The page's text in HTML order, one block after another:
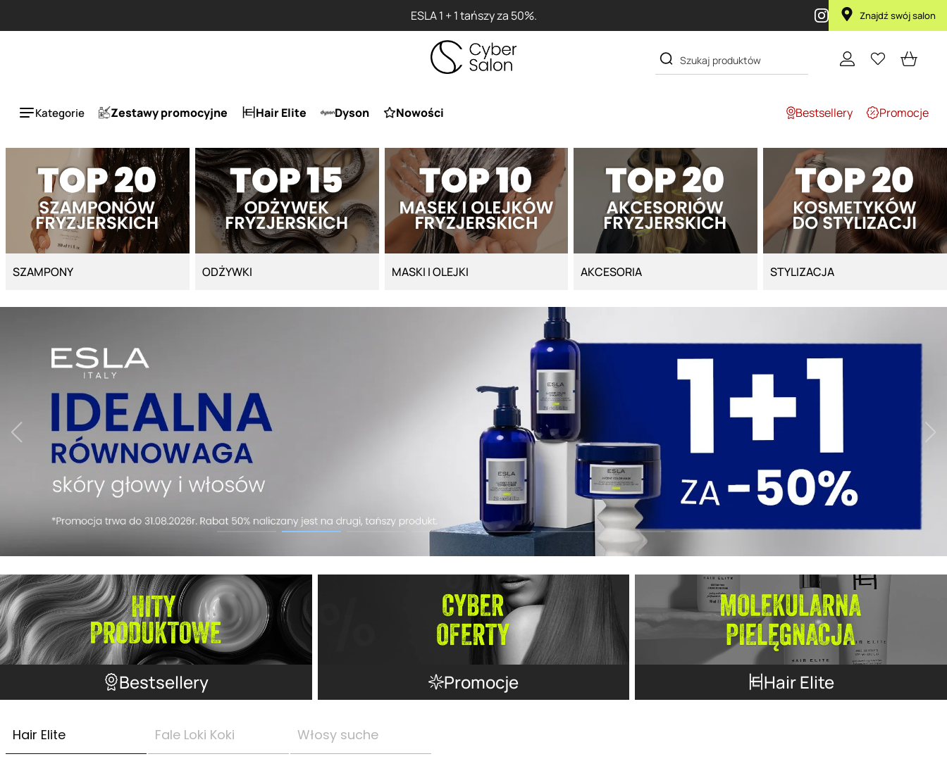
Przy zakupie produktu Artego
Znajdź swój salon
Kategorie Zestawy promocyjne Hair Elite Dyson Nowości Bestsellery Promocje
SZAMPONY ODŻYWKI MASKI I OLEJKI AKCESORIA STYLIZACJA
Bestsellery Promocje Hair Elite
Hair Elite Fale Loki Koki Włosy suche